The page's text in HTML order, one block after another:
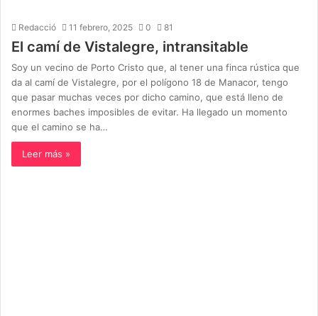
Redacció 11 febrero, 2025 0 81
El camí de Vistalegre, intransitable
Soy un vecino de Porto Cristo que, al tener una finca rústica que
da al camí de Vistalegre, por el polígono 18 de Manacor, tengo
que pasar muchas veces por dicho camino, que está lleno de
enormes baches imposibles de evitar. Ha llegado un momento
que el camino se ha…
Leer más »